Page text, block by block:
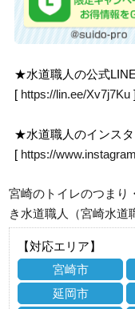
★水道職人の公式
[ https://lin.ee/Xv7j7Ku
★水道職人のインスタ
[ https://
宮崎のトイレのつまり
き水道職人（宮崎水道
【対応エリア】
宮崎市
延岡市